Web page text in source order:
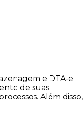
e DTA-e
de suas
Além disso,